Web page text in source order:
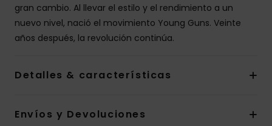
gran cambio. Al llevar el estilo y el rendimiento a un
nuevo nivel, nació el movimiento Young Guns. Veinte
años después, la revolución continúa.
Detalles & características
Envíos y Devoluciones